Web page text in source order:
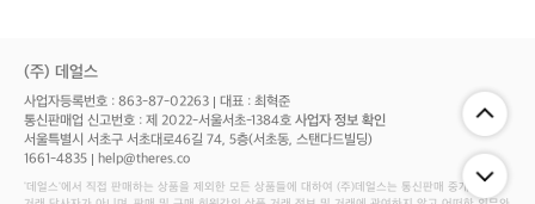
(주) 데얼스
사업자등록번호 : 863-87-02263 대표 : 최혁준
통신판매업 신고번호 : 제 2022-서울서초-1384호 사업자 정보 확인
서울특별시 서초구 서초대로46길 74, 5층(서초동, 스탠다드빌딩)
1661-4835
help@theres.co
‘데얼스'에서 직접 판매하는 상품을 제외한 모든 상품들에 대하여 (주)데얼스는 통신판매 중개자로서